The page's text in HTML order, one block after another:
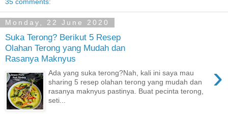
Monday, 22 June 2020
Suka Terong? Berikut 5 Resep
Olahan Terong yang Mudah dan
Rasanya Maknyus
›
Ada yang suka terong?Nah, kali ini saya mau
sharing 5 resep olahan terong yang mudah dan
rasanya maknyus pastinya. Buat pecinta terong,
seti...